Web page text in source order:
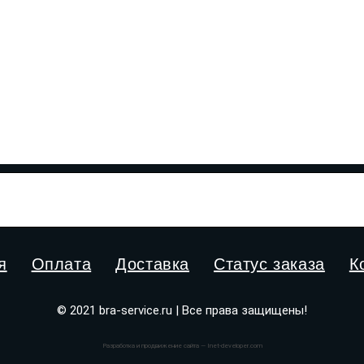
Оплата Доставка Статус заказа
© 2021 bra-service.ru | Все права защищены!
Разработка и продвижение сайта — Inet-developer.com